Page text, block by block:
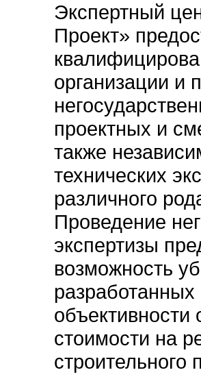
Экспертный
Проект»
организации и
проектных и
также
технических
различного
Проведение
экспертизы
возможность
стоимости на
строительного